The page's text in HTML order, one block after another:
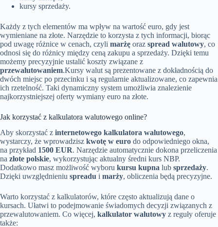
kursy sprzedaży.
Każdy z tych elementów ma wpływ na wartość euro, gdy jest
wymieniane na złote. Narzędzie to korzysta z tych informacji, biorąc
pod uwagę różnice w cenach, czyli marżę oraz spread walutowy, co
odnosi się do różnicy między ceną zakupu a sprzedaży. Dzięki temu
możemy precyzyjnie ustalić koszty związane z
przewalutowaniem.Kursy walut są prezentowane z dokładnością do
dwóch miejsc po przecinku i są regularnie aktualizowane, co zapewnia
ich rzetelność. Taki dynamiczny system umożliwia znalezienie
najkorzystniejszej oferty wymiany euro na złote.
Jak korzystać z kalkulatora walutowego online?
Aby skorzystać z internetowego kalkulatora walutowego,
wystarczy, że wprowadzisz kwotę w euro do odpowiedniego okna,
na przykład 1500 EUR. Narzędzie automatycznie dokona przeliczenia
na złote polskie, wykorzystując aktualny średni kurs NBP.
Dodatkowo masz możliwość wyboru kursu kupna lub sprzedaży.
Dzięki uwzględnieniu spreadu i marży, obliczenia będą precyzyjne.
Warto korzystać z kalkulatorów, które często aktualizują dane o
kursach. Ułatwi to podejmowanie świadomych decyzji związanych z
przewalutowaniem. Co więcej, kalkulator walutowy z reguły oferuje
także: